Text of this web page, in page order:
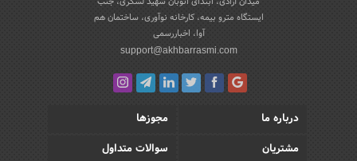
ایستگاه مترو بیمه، کارخانه نوآوری، ساختمان هم
آوا، اخباررسمی
support@akhbarrasmi.com
درباره ما
مجوزها
مشتریان
سوالات متداول